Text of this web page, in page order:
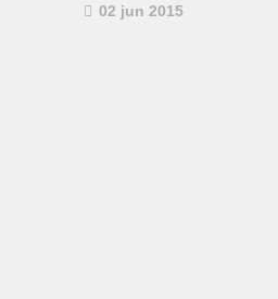
02 jun 2015